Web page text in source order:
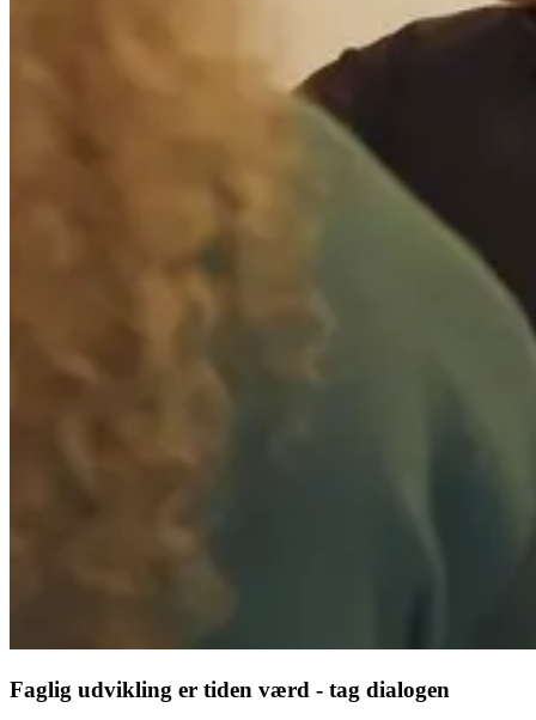
Faglig udvikling er tiden værd - tag dialogen